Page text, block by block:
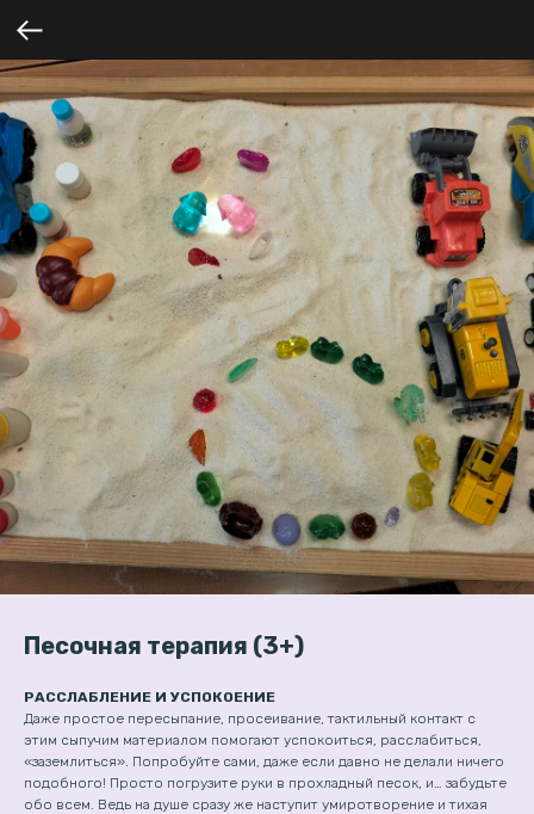
Песочная терапия (3+)
РАССЛАБЛЕНИЕ И УСПОКОЕНИЕ
Даже простое пересыпание, просеивание, тактильный контакт с
этим сыпучим материалом помогают успокоиться, расслабиться,
«заземлиться». Попробуйте сами, даже если давно не делали ничего
подобного! Просто погрузите руки в прохладный песок, и… забудьте
обо всем. Ведь на душе сразу же наступит умиротворение и тихая